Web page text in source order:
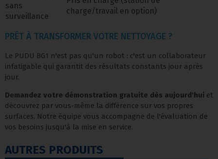
sans
surveillance
charge/travail en option)
PRÊT À TRANSFORMER VOTRE NETTOYAGE ?
Le PUDU BG1 n'est pas qu'un robot : c'est un collaborateur
infatigable qui garantit des résultats constants jour après
jour.
Demandez votre démonstration gratuite dès aujourd'hui et
découvrez par vous-même la différence sur vos propres
surfaces. Notre équipe vous accompagne de l'évaluation de
vos besoins jusqu'à la mise en service.
AUTRES PRODUITS